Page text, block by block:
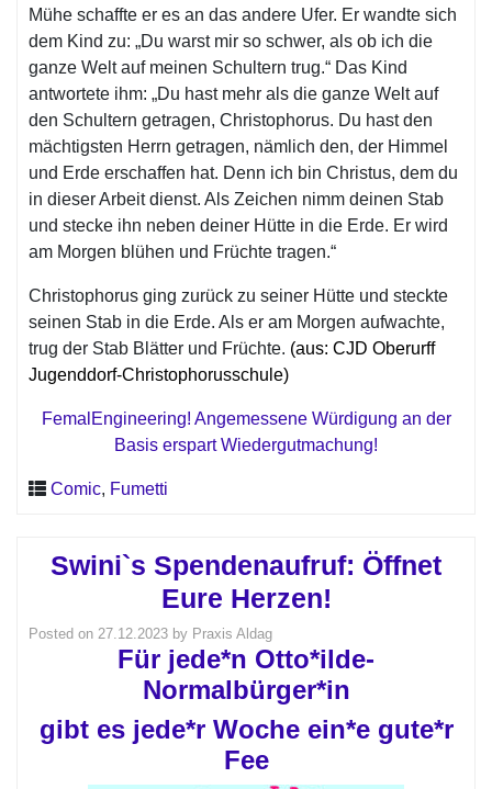
Mühe schaffte er es an das andere Ufer. Er wandte sich
dem Kind zu: „Du warst mir so schwer, als ob ich die
ganze Welt auf meinen Schultern trug.“ Das Kind
antwortete ihm: „Du hast mehr als die ganze Welt auf
den Schultern getragen, Christophorus. Du hast den
mächtigsten Herrn getragen, nämlich den, der Himmel
und Erde erschaffen hat. Denn ich bin Christus, dem du
in dieser Arbeit dienst. Als Zeichen nimm deinen Stab
und stecke ihn neben deiner Hütte in die Erde. Er wird
am Morgen blühen und Früchte tragen.“
Christophorus ging zurück zu seiner Hütte und steckte
seinen Stab in die Erde. Als er am Morgen aufwachte,
trug der Stab Blätter und Früchte. (aus: CJD Oberurff
Jugenddorf-Christophorusschule)
FemalEngineering! Angemessene Würdigung an der
Basis erspart Wiedergutmachung!
Comic, Fumetti
Swini`s Spendenaufruf: Öffnet
Eure Herzen!
Posted on 27.12.2023 by Praxis Aldag
Für jede*n Otto*ilde-
Normalbürger*in
gibt es jede*r Woche ein*e gute*r
Fee